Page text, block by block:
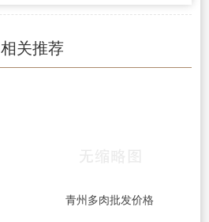
相关推荐
青州多肉批发价格